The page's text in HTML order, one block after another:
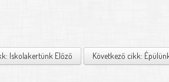
Iskolakertünk Előző Következő cikk: